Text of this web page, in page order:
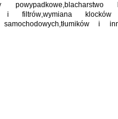
i filtrów,wymiana
samochodowych,tłumików i